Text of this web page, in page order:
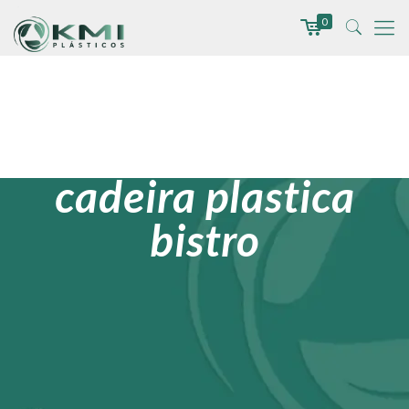
0
cadeira plastica
bistro